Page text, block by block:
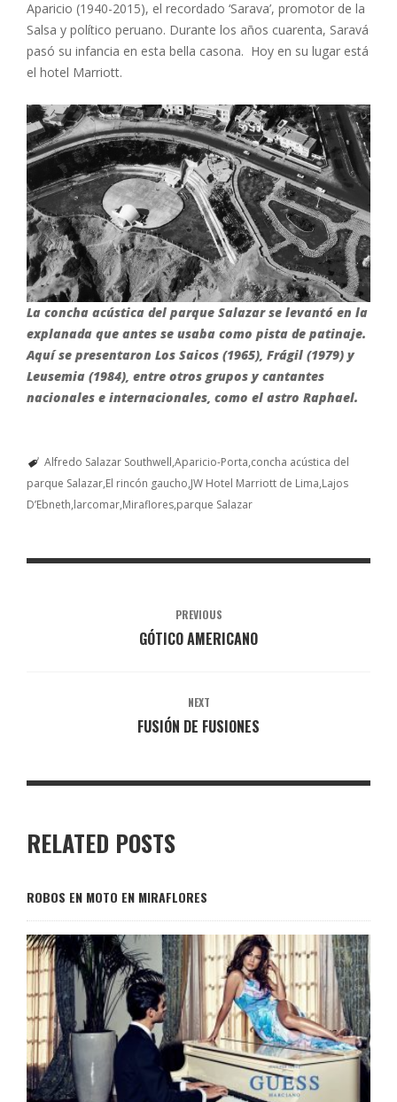
Aparicio (1940-2015), el recordado ‘Sarava’, promotor de la
Salsa y político peruano. Durante los años cuarenta, Saravá
pasó su infancia en esta bella casona. Hoy en su lugar está
el hotel Marriott.
La concha acústica del parque Salazar se levantó en la
explanada que antes se usaba como pista de patinaje.
Aquí se presentaron Los Saicos (1965), Frágil (1979) y
Leusemia (1984), entre otros grupos y cantantes
nacionales e internacionales, como el astro Raphael.
Alfredo Salazar Southwell Aparicio-Porta concha acústica del
parque Salazar El rincón gaucho JW Hotel Marriott de Lima Lajos
D’Ebneth larcomar Miraflores parque Salazar
PREVIOUS
GÓTICO AMERICANO
NEXT
FUSIÓN DE FUSIONES
RELATED POSTS
ROBOS EN MOTO EN MIRAFLORES